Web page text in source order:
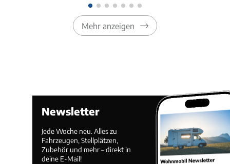
Mehr anzeigen
Newsletter
Jede Woche neu. Alles zu
Fahrzeugen, Stellplätzen,
Zubehör und mehr – direkt in
deine E-Mail!